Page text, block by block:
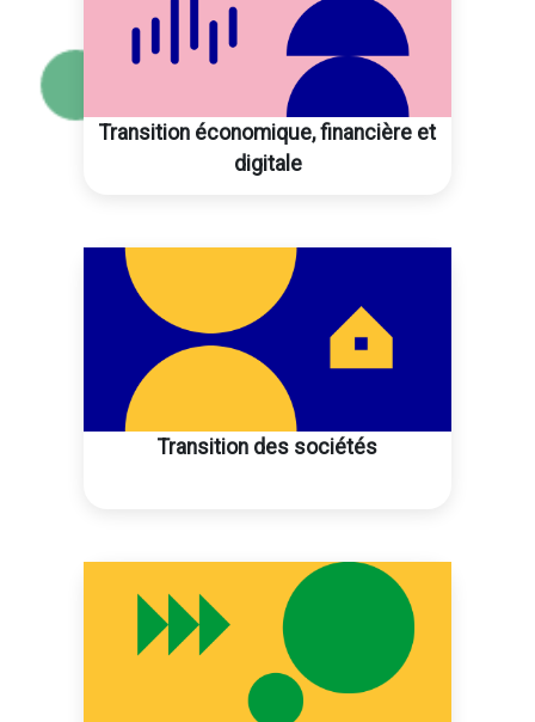
Transition économique, financière et
digitale
Transition des sociétés